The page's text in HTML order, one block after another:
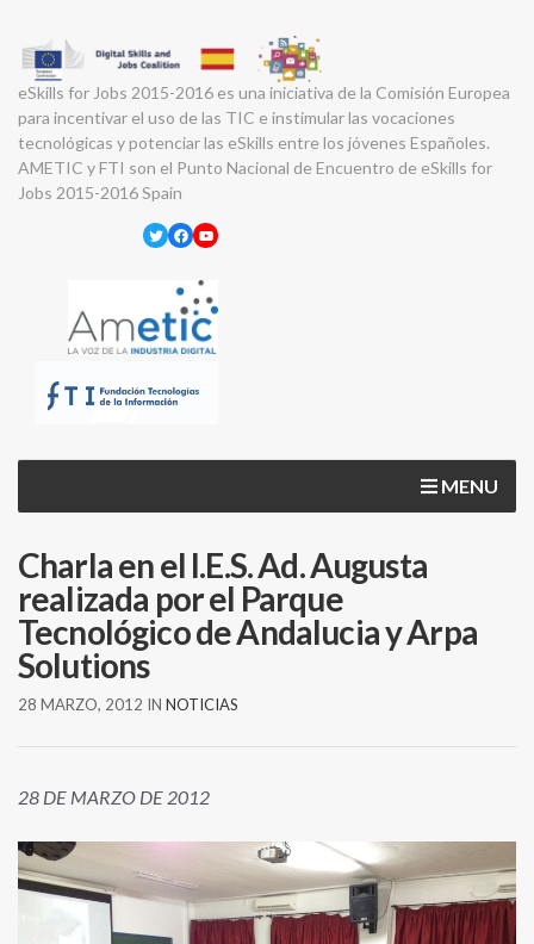
eSkills for Jobs 2015-2016 es una iniciativa de la Comisión Europea
para incentivar el uso de las TIC e instimular las vocaciones
tecnológicas y potenciar las eSkills entre los jóvenes Españoles.
AMETIC y FTI son el Punto Nacional de Encuentro de eSkills for
Jobs 2015-2016 Spain
Twitter
Facebook
YouTube
MENU
Charla en el I.E.S. Ad. Augusta
realizada por el Parque
Tecnológico de Andalucia y Arpa
Solutions
28 MARZO, 2012 IN NOTICIAS
28 DE MARZO DE 2012